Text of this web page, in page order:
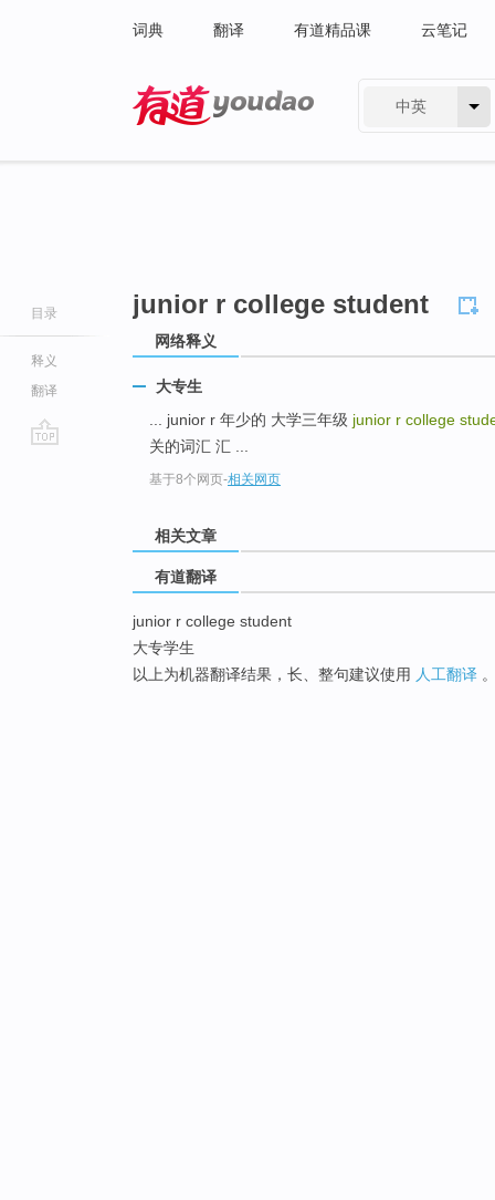
词典 翻译 有道精品课 云笔记
中英
目录
释义
翻译
junior r college student
网络释义
大专生
... junior r 年少的 大学三年级 junior r college
关的词汇 汇 ...
基于8个网页-相关网页
相关文章
有道翻译
junior r college student
大专学生
以上为机器翻译结果，长、整句建议使用 人工翻译